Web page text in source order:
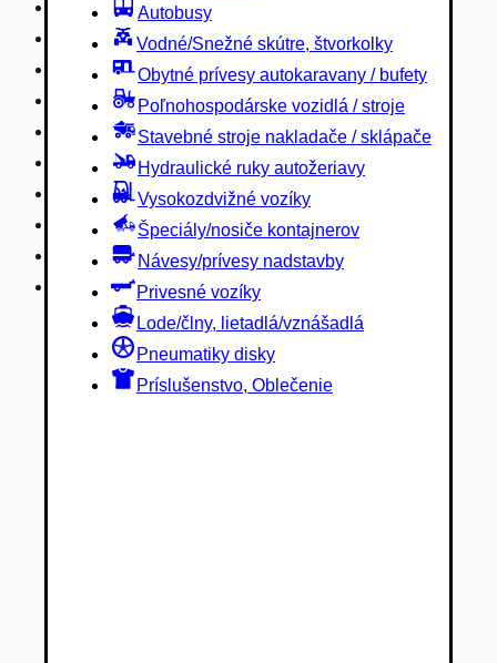
Autobusy
Vodné/Snežné skútre, štvorkolky
Obytné prívesy autokaravany / bufety
Poľnohospodárske vozidlá / stroje
Stavebné stroje nakladače / sklápače
Hydraulické ruky autožeriavy
Vysokozdvižné vozíky
Špeciály/nosiče kontajnerov
Návesy/prívesy nadstavby
Privesné vozíky
Lode/člny, lietadlá/vznášadlá
Pneumatiky disky
Príslušenstvo, Oblečenie
Poľnohospodárske vozidlá / stroje
Stavebné stroje nakladače / sklápače
Hydraulické ruky autožeriavy
Vysokozdvižné vozíky
Špeciály/nosiče kontajnerov
Návesy/prívesy nadstavby
Privesné vozíky
Lode/člny, lietadlá/vznášadlá
Pneumatiky disky
Príslušenstvo, Oblečenie